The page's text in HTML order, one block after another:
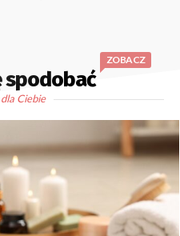
spodobać
ZOBACZ
Ciebie